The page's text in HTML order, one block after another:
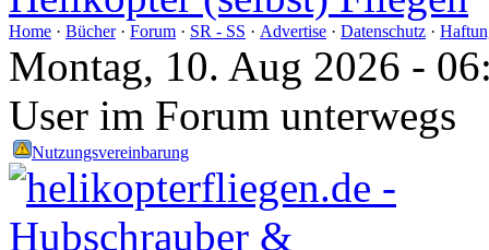
Home · Bücher· Forum · SR - SS · Advertise · Datenschutz ·
Montag, 10. Aug 2026 -
User im Forum unterwegs
Nutzungsvereinbarung